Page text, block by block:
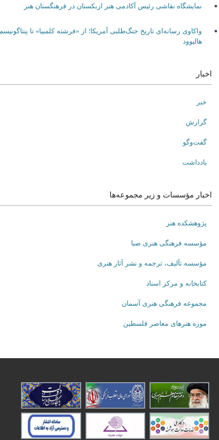
نمایشگاه نقاشی رئیس آکادمی هنر ازبکستان در فرهنگستان هنر
واکاوی رسانه‌ای تاریخ جنگ‌طلبی آمریکا؛ از «فرشته کلمبیا» تا پنتاگونیسم
هالیوود
اخبار
خبر
گزارش
گفت‌وگو
یادداشت
اخبار مؤسسات و زیر مجموعه‌ها
پژوهشکده هنر
مؤسسه فرهنگی هنری صبا
مؤسسه تألیف، ترجمه و نشر آثار هنری
کتابخانه و مرکز اسناد
مجموعه فرهنگی هنری آسمان
موزه هنرهای‌ معاصر فلسطین